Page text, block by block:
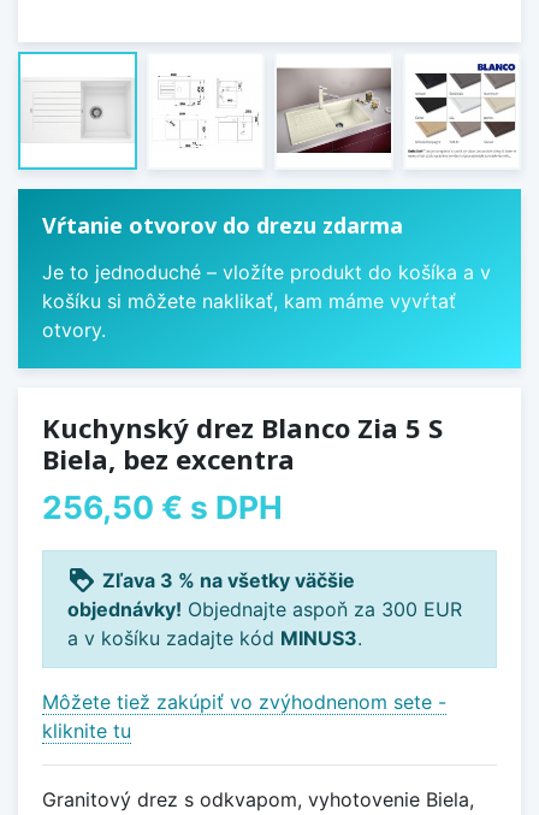
Vŕtanie otvorov do drezu zdarma
Je to jednoduché – vložíte produkt do košíka a v
košíku si môžete naklikať, kam máme vyvŕtať
otvory.
Kuchynský drez Blanco Zia 5 S
Biela, bez excentra
256,50 € s DPH
loyalty Zľava 3 % na všetky väčšie
objednávky! Objednajte aspoň za 300 EUR
a v košíku zadajte kód MINUS3.
Môžete tiež zakúpiť vo zvýhodnenom sete -
kliknite tu
Granitový drez s odkvapom, vyhotovenie Biela,